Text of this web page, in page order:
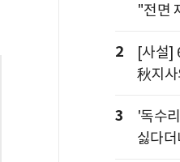
"전면
2
[사설]
秋지
3
'독수
싫다